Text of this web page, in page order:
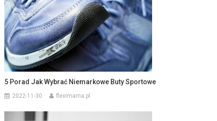
5 Porad Jak Wybrać Niemarkowe Buty Sportowe
2022-11-30 fleximama.pl